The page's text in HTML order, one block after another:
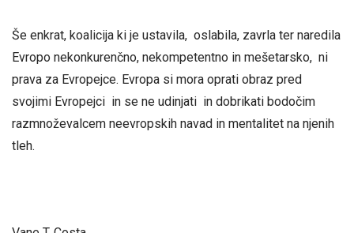
Še enkrat, koalicija ki je ustavila, oslabila, zavrla ter naredila
Evropo nekonkurenčno, nekompetentno in mešetarsko, ni
prava za Evropejce. Evropa si mora oprati obraz pred
svojimi Evropejci in se ne udinjati in dobrikati bodočim
razmnoževalcem neevropskih navad in mentalitet na njenih
tleh.